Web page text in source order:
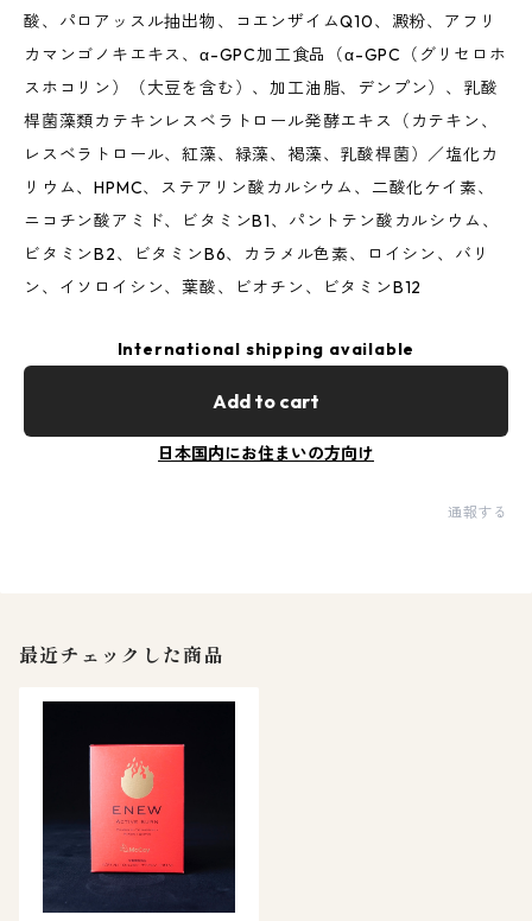
酸、パロアッスル抽出物、コエンザイムQ10、澱粉、アフリ
カマンゴノキエキス、α-GPC加工食品（α-GPC（グリセロホ
スホコリン）（大豆を含む）、加工油脂、デンプン）、乳酸
桿菌藻類カテキンレスベラトロール発酵エキス（カテキン、
レスベラトロール、紅藻、緑藻、褐藻、乳酸桿菌）／塩化カ
リウム、HPMC、ステアリン酸カルシウム、二酸化ケイ素、
ニコチン酸アミド、ビタミンB1、パントテン酸カルシウム、
ビタミンB2、ビタミンB6、カラメル色素、ロイシン、バリ
ン、イソロイシン、葉酸、ビオチン、ビタミンB12
International shipping available
Add to cart
日本国内にお住まいの方向け
通報する
最近チェックした商品